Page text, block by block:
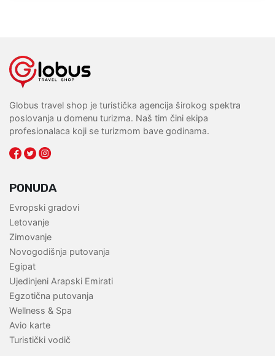
Globus travel shop je turistička agencija širokog spektra
poslovanja u domenu turizma. Naš tim čini ekipa
profesionalaca koji se turizmom bave godinama.
PONUDA
Evropski gradovi
Letovanje
Zimovanje
Novogodišnja putovanja
Egipat
Ujedinjeni Arapski Emirati
Egzotična putovanja
Wellness & Spa
Avio karte
Turistički vodič